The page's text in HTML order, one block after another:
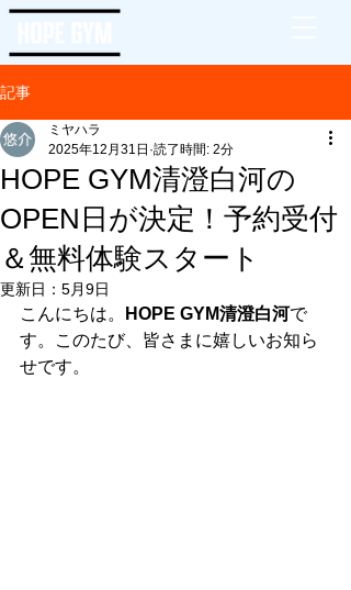
記事
HOPE GYM清澄白河の
OPEN日が決定！予約受付
＆無料体験スタート
ミヤハラ
2025年12月31日 読了時間: 2分
更新日： 5月9日
こんにちは。 HOPE GYM清澄白河で
す。このたび、皆さまに嬉しいお知ら
せです。